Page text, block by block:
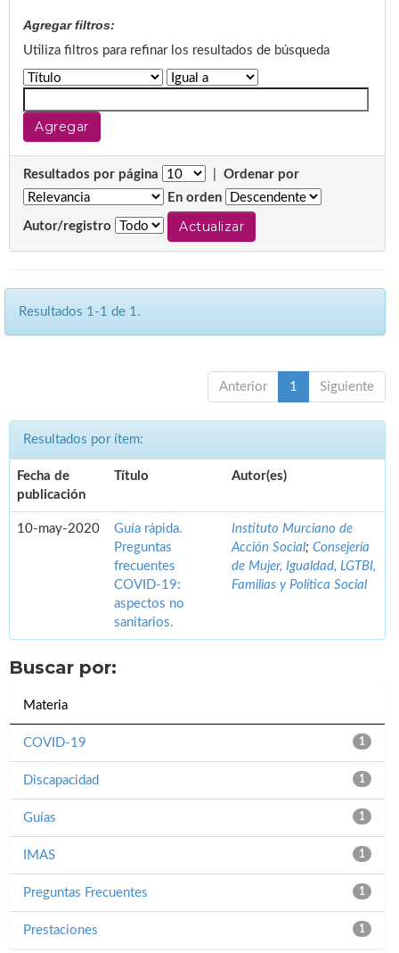
Agregar filtros:
Utiliza filtros para refinar los resultados de búsqueda
Resultados por página
Ordenar por
En orden
Autor/registro
Resultados 1-1 de 1.
Anterior 1 Siguiente
Resultados por ítem:
Fecha de
publicación
Título Autor(es)
10-may-2020
Guía rápida.
Preguntas
frecuentes
COVID-19:
aspectos no
sanitarios.
Instituto Murciano de
Acción Social; Consejería
de Mujer, Igualdad, LGTBI,
Familias y Política Social
Buscar por:
Materia
1
COVID-19
1
Discapacidad
1
Guías
1
IMAS
1
Preguntas Frecuentes
1
Prestaciones